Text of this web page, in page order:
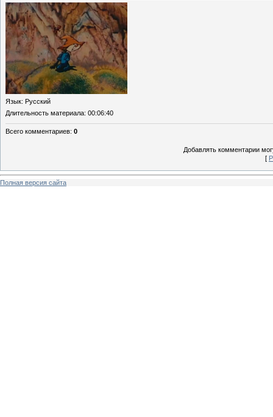
Язык: Русский
Длительность материала: 00:06:40
Всего комментариев: 0
Добавлять комментарии
[
Полная версия сайта